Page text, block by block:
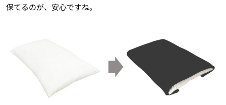
保てるのが、安心ですね。